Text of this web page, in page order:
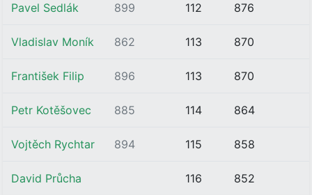
Pavel Sedlák 899 112 876
Vladislav Moník 862 113 870
František Filip 896 113 870
Petr Kotěšovec 885 114 864
Vojtěch Rychtar 894 115 858
David Průcha 116 852